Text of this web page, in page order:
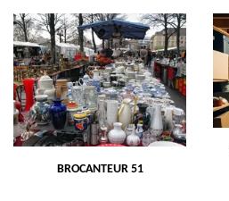
BROCANTEUR 51